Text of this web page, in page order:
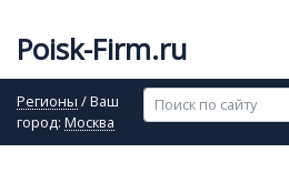
Poisk-Firm.ru
Регионы / Ваш
город: Москва